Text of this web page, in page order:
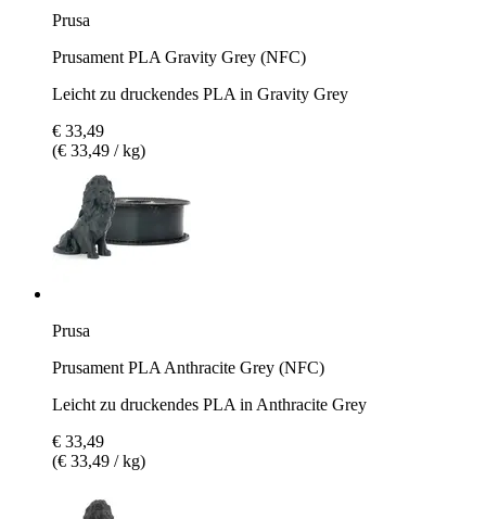
Prusa
Prusament PLA Gravity Grey (NFC)
Leicht zu druckendes PLA in Gravity Grey
€ 33,49
(€ 33,49 / kg)
Prusa
Prusament PLA Anthracite Grey (NFC)
Leicht zu druckendes PLA in Anthracite Grey
€ 33,49
(€ 33,49 / kg)